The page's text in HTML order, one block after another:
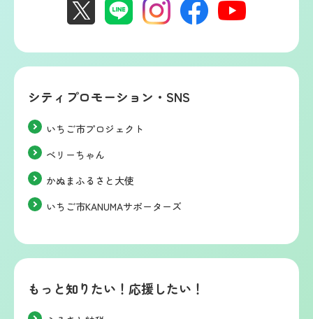
シティプロモーション・SNS
いちご市プロジェクト
ベリーちゃん
かぬまふるさと大使
いちご市KANUMAサポーターズ
もっと知りたい！応援したい！